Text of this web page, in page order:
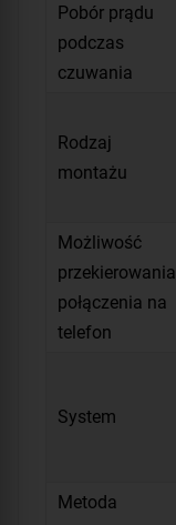
Pobór prądu
podczas
czuwania
Rodzaj
montażu
Możliwość
przekierowania
połączenia na
telefon
System
Metoda